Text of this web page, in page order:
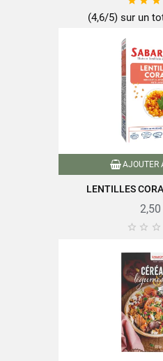
Mode de production
Conditionnement
Nutriscore
Références
(4,6/5) sur un
AJOUTER
LENTILLES
2,50
  